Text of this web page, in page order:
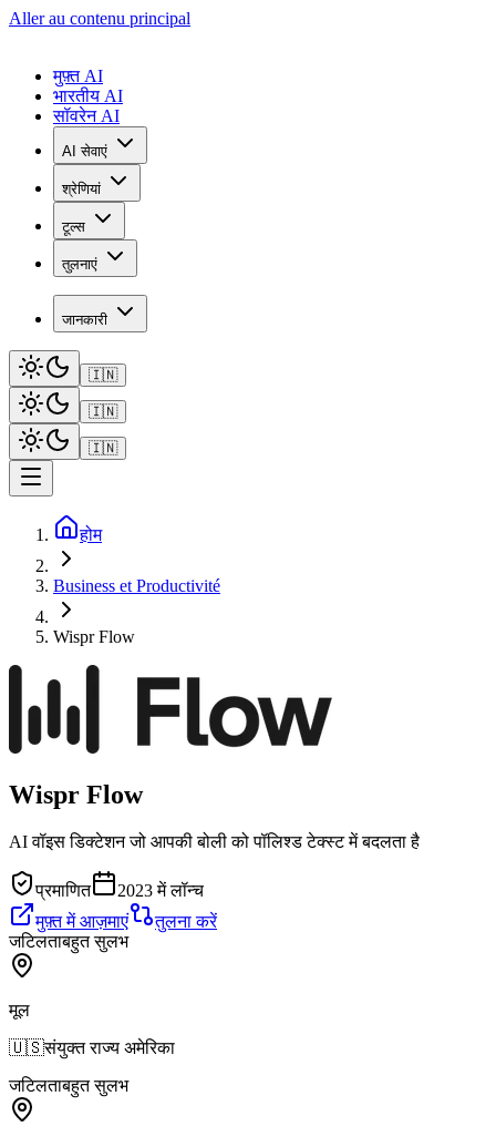
Aller au contenu principal
मुफ़्त AI
भारतीय AI
सॉवरेन AI
AI सेवाएं
श्रेणियां
टूल्स
तुलनाएं
जानकारी
🇮🇳
🇮🇳
🇮🇳
होम
Business et Productivité
Wispr Flow
Wispr Flow
AI वॉइस डिक्टेशन जो आपकी बोली को पॉलिश्ड टेक्स्ट में बदलता है
प्रमाणित
2023 में लॉन्च
मुफ़्त में आज़माएं
तुलना करें
जटिलताबहुत सुलभ
मूल
🇺🇸संयुक्त राज्य अमेरिका
जटिलताबहुत सुलभ